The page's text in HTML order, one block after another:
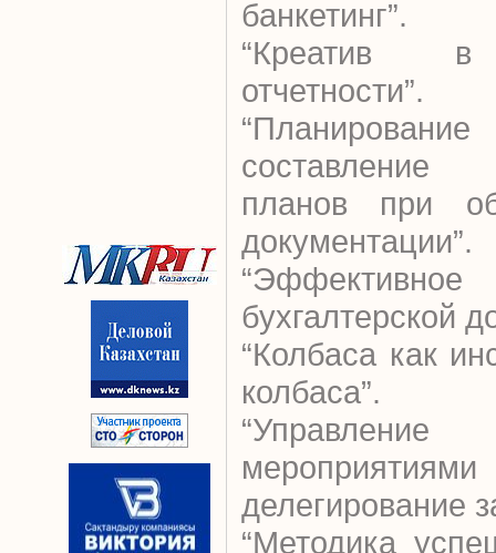
банкетинг”.
“Креатив в
отчетности”.
составление
планов при
документации”.
бухгалтерской
“Колбаса как
колбаса”.
“Управление
делегирование
“Методика